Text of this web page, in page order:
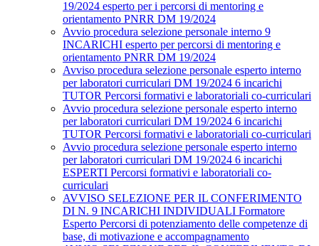
19/2024 esperto per i percorsi di mentoring e
orientamento PNRR DM 19/2024
Avvio procedura selezione personale interno 9
INCARICHI esperto per percorsi di mentoring e
orientamento PNRR DM 19/2024
Avviso procedura selezione personale esperto interno
per laboratori curriculari DM 19/2024 6 incarichi
TUTOR Percorsi formativi e laboratoriali co-curriculari
Avvio procedura selezione personale esperto interno
per laboratori curriculari DM 19/2024 6 incarichi
TUTOR Percorsi formativi e laboratoriali co-curriculari
Avvio procedura selezione personale esperto interno
per laboratori curriculari DM 19/2024 6 incarichi
ESPERTI Percorsi formativi e laboratoriali co-
curriculari
AVVISO SELEZIONE PER IL CONFERIMENTO
DI N. 9 INCARICHI INDIVIDUALI Formatore
Esperto Percorsi di potenziamento delle competenze di
base, di motivazione e accompagnamento